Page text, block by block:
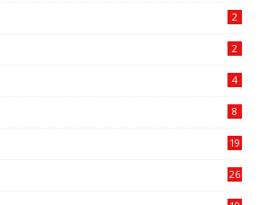
2
2
4
8
19
26